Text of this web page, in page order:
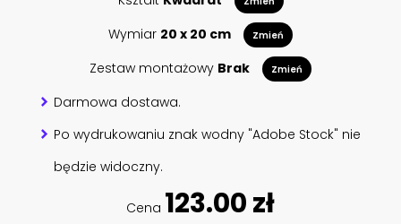
Wymiar 20 x 20 cm Zmień
Zestaw montażowy Brak Zmień
Darmowa dostawa.
Po wydrukowaniu znak wodny "Adobe Stock" nie
będzie widoczny.
Cena 123.00 zł